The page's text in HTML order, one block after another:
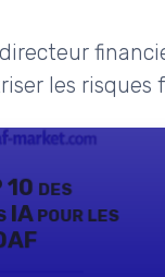
les
10 des
IA pour les